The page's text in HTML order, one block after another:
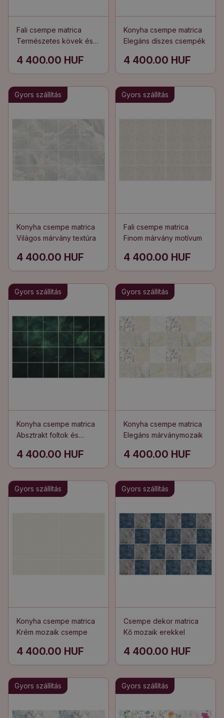
Fali csempe matrica
Természetes kövek és
4 400.00 HUF
Konyha csempe matrica
Elegáns díszes csempék
4 400.00 HUF
Gyors szállítás
Konyha csempe matrica
Világos márvány textúra
4 400.00 HUF
Gyors szállítás
Fali csempe matrica
Finom márvány motívum
4 400.00 HUF
Gyors szállítás
Konyha csempe matrica
Absztrakt foltok és
4 400.00 HUF
Gyors szállítás
Konyha csempe matrica
Elegáns márványmozaik
4 400.00 HUF
Gyors szállítás
Konyha csempe matrica
Krém mozaik csempe
4 400.00 HUF
Gyors szállítás
Csempe dekor matrica
Kő mozaik erekkel
4 400.00 HUF
Gyors szállítás Gyors szállítás